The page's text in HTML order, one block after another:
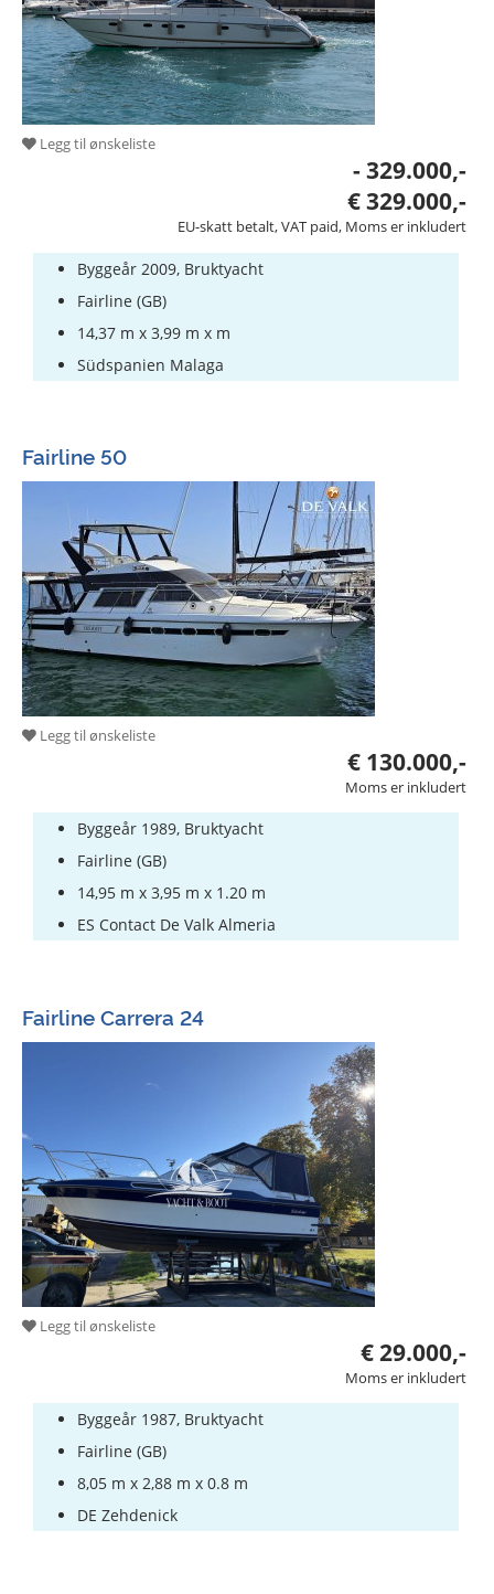
Legg til ønskeliste
- 329.000,-
€ 329.000,-
EU-skatt betalt, VAT paid, Moms er inkludert
Byggeår 2009, Bruktyacht
Fairline (GB)
14,37 m x 3,99 m x m
Südspanien Malaga
Fairline 50
Legg til ønskeliste
€ 130.000,-
Moms er inkludert
Byggeår 1989, Bruktyacht
Fairline (GB)
14,95 m x 3,95 m x 1.20 m
ES Contact De Valk Almeria
Fairline Carrera 24
Legg til ønskeliste
€ 29.000,-
Moms er inkludert
Byggeår 1987, Bruktyacht
Fairline (GB)
8,05 m x 2,88 m x 0.8 m
DE Zehdenick